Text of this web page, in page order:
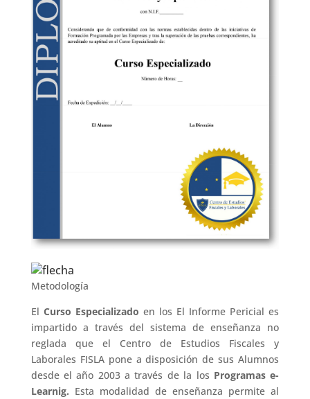
Metodología
El Curso Especializado en los El Informe Pericial es
impartido a través del sistema de enseñanza no
reglada que el Centro de Estudios Fiscales y
Laborales FISLA pone a disposición de sus Alumnos
desde el año 2003 a través de la los Programas e-
Learnig. Esta modalidad de enseñanza permite al